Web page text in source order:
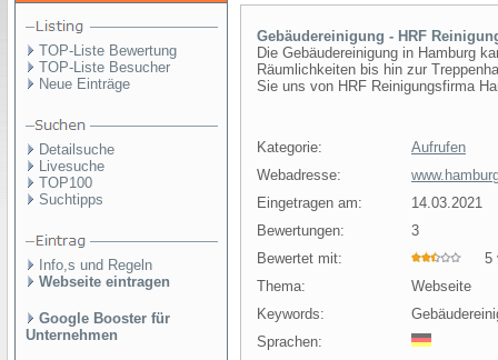
TOP-Liste Bewertung
TOP-Liste Besucher
Neue Einträge
Detailsuche
Livesuche
TOP100
Suchtipps
Info,s und Regeln
Webseite eintragen
Google Booster für
Unternehmen
Gebäudereinigung - HRF
Die Gebäudereinigung in Hamburg
Räumlichkeiten bis hin zur
Sie uns von HRF Reinigungsfirma
Kategorie:
Aufrufen
Webadresse:
Eingetragen am:
14.03.2021
Bewertungen:
3
Bewertet mit:
5
Thema:
Webseite
Keywords:
Sprachen: